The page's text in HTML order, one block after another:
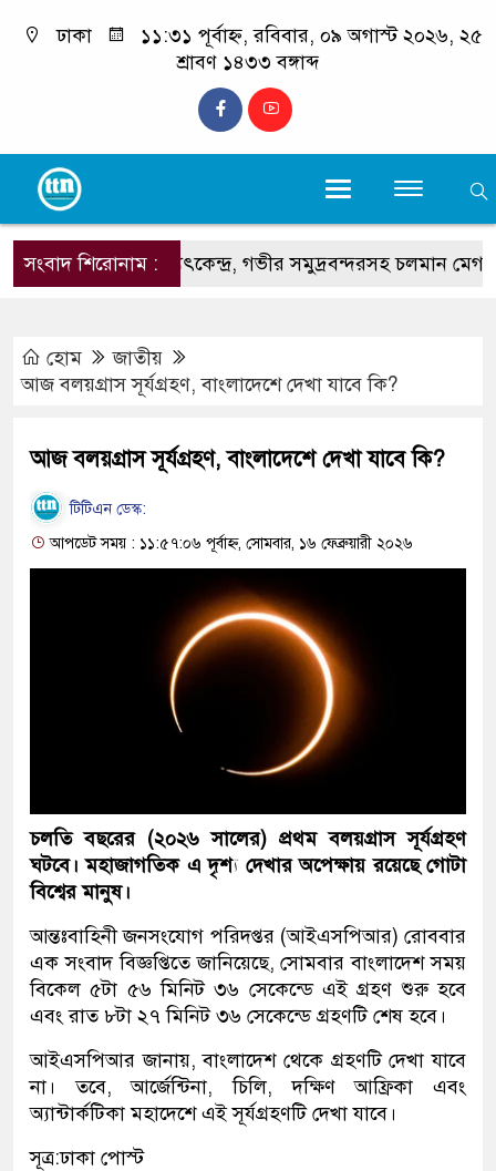
ঢাকা
১১:৩১ পূর্বাহ্ন, রবিবার, ০৯ অগাস্ট ২০২৬, ২৫
শ্রাবণ ১৪৩৩ বঙ্গাব্দ
সংবাদ শিরোনাম :বিদ্যুৎকেন্দ্র, গভীর সমুদ্রবন্দরসহ চলমান মেগা প্রকল্প
হোম
জাতীয়
আজ বলয়গ্রাস সূর্যগ্রহণ, বাংলাদেশে দেখা যাবে কি?
আজ বলয়গ্রাস সূর্যগ্রহণ, বাংলাদেশে দেখা যাবে কি?
টিটিএন ডেস্ক:
আপডেট সময় : ১১:৫৭:০৬ পূর্বাহ্ন, সোমবার, ১৬ ফেব্রুয়ারী ২০২৬
চলতি বছরের (২০২৬ সালের) প্রথম বলয়গ্রাস সূর্যগ্রহণ
ঘটবে। মহাজাগতিক এ দৃশ্য দেখার অপেক্ষায় রয়েছে গোটা
বিশ্বের মানুষ।
আন্তঃবাহিনী জনসংযোগ পরিদপ্তর (আইএসপিআর) রোববার
এক সংবাদ বিজ্ঞপ্তিতে জানিয়েছে, সোমবার বাংলাদেশ সময়
বিকেল ৫টা ৫৬ মিনিট ৩৬ সেকেন্ডে এই গ্রহণ শুরু হবে
এবং রাত ৮টা ২৭ মিনিট ৩৬ সেকেন্ডে গ্রহণটি শেষ হবে।
আইএসপিআর জানায়, বাংলাদেশ থেকে গ্রহণটি দেখা যাবে
না। তবে, আর্জেন্টিনা, চিলি, দক্ষিণ আফ্রিকা এবং
অ্যান্টার্কটিকা মহাদেশে এই সূর্যগ্রহণটি দেখা যাবে।
সূত্র:ঢাকা পোস্ট